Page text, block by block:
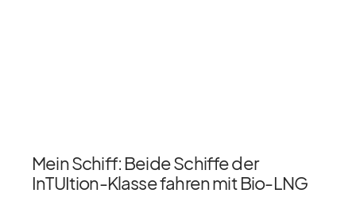
Mein Schiff: Beide Schiffe der
InTUItion-Klasse fahren mit Bio-LNG